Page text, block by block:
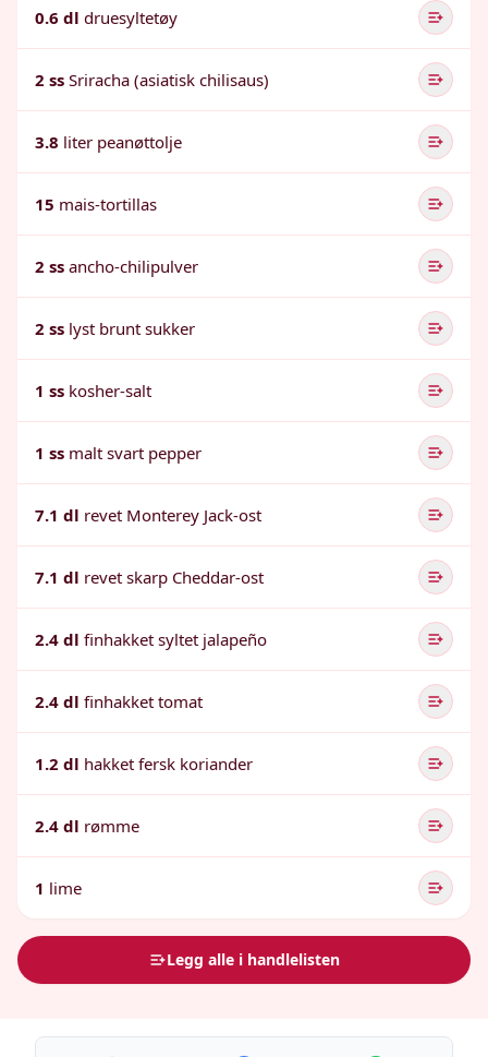
0.6 dl druesyltetøy
2 ss Sriracha (asiatisk chilisaus)
3.8 liter peanøttolje
15 mais-tortillas
2 ss ancho-chilipulver
2 ss lyst brunt sukker
1 ss kosher-salt
1 ss malt svart pepper
7.1 dl revet Monterey Jack-ost
7.1 dl revet skarp Cheddar-ost
2.4 dl finhakket syltet jalapeño
2.4 dl finhakket tomat
1.2 dl hakket fersk koriander
2.4 dl rømme
1 lime
Legg alle i handlelisten